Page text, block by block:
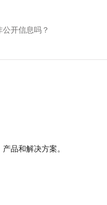
开信息吗？
品和解决方案。